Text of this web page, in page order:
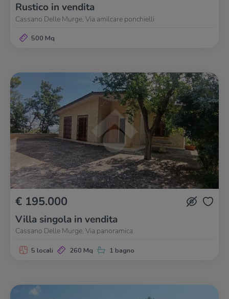
Rustico in vendita
Cassano Delle Murge, Via amilcare ponchielli
500 Mq
€ 195.000
Villa singola in vendita
Cassano Delle Murge, Via panoramica
5 locali 260 Mq 1 bagno